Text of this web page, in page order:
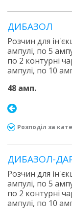
ДИБАЗОЛ
Розчин для
ампулі, по 5
по 2 контурні
ампулі, по 10
48 амп.
Розподіл за
ДИБАЗОЛ-
Розчин для
ампулі, по 5
по 2 контурні
ампулі, по 10